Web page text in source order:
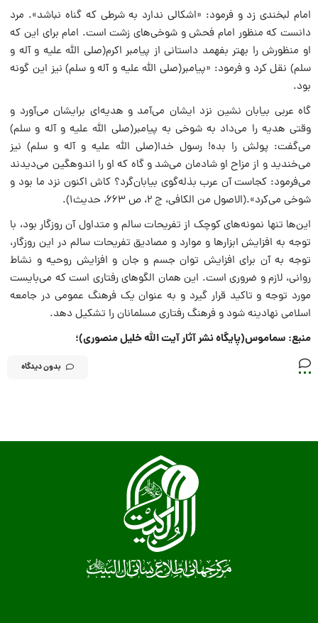
امام لبخندی زد و فرمود: «اشکالی ندارد به شرطی که گناه نباشد». مرد
دانست که منظور امام فحش و شوخی‌های زشت است. امام برای این که
او منظورش را بهتر بفهمد داستانی از پیامبر اکرم(صلی الله علیه و آله و
سلم) نقل کرد و فرمود: «پیامبر(صلی الله علیه و آله و سلم) نیز این گونه
بود.
گاه عربی بیابان نشین نزد ایشان می‌آمد و هدیه‌ای برایشان می‌آورد و
وقتی هدیه را می‌داد به شوخی به پیامبر(صلی الله علیه و آله و سلم)
می‌گفت: پولش را بده! رسول خدا(صلی الله علیه و آله و سلم) نیز
می‌خندید و از مزاح او شادمان می‌شد و گاه که او را اندوهگین می‌دیدند
می‌فرمود: کجاست آن عرب بذله‌گوی بیابان‌گرد؟ کاش اکنون نزد ما بود و
شوخی می‌کرد».(الاصول من الکافی، ج ۲، ص ۶۶۳، حدیث۱).
این‌ها تنها نمونه‌های کوچک از تفریحات سالم و متداول آن روزگار بود، با
توجه به افزایش ابزارها و موارد و مصادیق تفریحات سالم در این روزگار،
توجه به آن برای افزایش توان جسم و جان و افزایش روحیه و نشاط
روانی، لازم و ضروری است. این همان الگوهای رفتاری است که می‌بایست
مورد توجه و تاکید قرار گیرد و به عنوان یک فرهنگ عمومی در جامعه
اسلامی نهادینه شود و فرهنگ رفتاری مسلمانان را تشکیل دهد.
منبع: سماموس(پایگاه نشر آثار آیت الله خلیل منصوری)؛
بدون دیدگاه